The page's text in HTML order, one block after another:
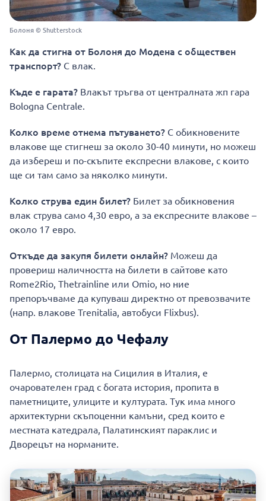
Болоня © Shutterstock
Как да стигна от Болоня до Модена с обществен
транспорт? С влак.
Къде е гарата? Влакът тръгва от централната жп гара
Bologna Centrale.
Колко време отнема пътуването? С обикновените
влакове ще стигнеш за около 30-40 минути, но можеш
да избереш и по-скъпите експресни влакове, с които
ще си там само за няколко минути.
Колко струва един билет? Билет за обикновения
влак струва само 4,30 евро, а за експресните влакове –
около 17 евро.
Откъде да закупя билети онлайн? Можеш да
провериш наличността на билети в сайтове като
Rome2Rio, Thetrainline или Omio, но ние
препоръчваме да купуваш директно от превозвачите
(напр. влакове Trenitalia, автобуси Flixbus).
От Палермо до Чефалу
Палермо, столицата на Сицилия в Италия, е
очарователен град с богата история, пропита в
паметниците, улиците и културата. Тук има много
архитектурни скъпоценни камъни, сред които е
местната катедрала, Палатинският параклис и
Дворецът на норманите.